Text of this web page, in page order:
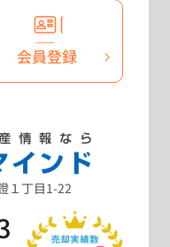
会員登録
１丁目1-22